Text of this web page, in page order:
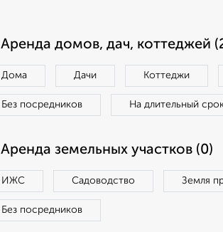
Аренда домов, дач, коттеджей
Дома Дачи Коттеджи
Без посредников На длительный
Аренда земельных участков (0)
ИЖС Садоводство Земля
Без посредников